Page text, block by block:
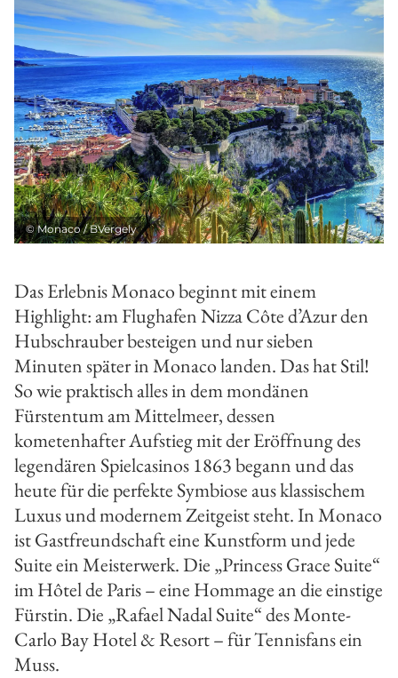
© Monaco / BVergely
Das Erlebnis Monaco beginnt mit einem
Highlight: am Flughafen Nizza Côte d’Azur den
Hubschrau­ber besteigen und nur sieben
Minuten später in Monaco landen. Das hat Stil!
So wie praktisch alles in dem mondänen
Fürstentum am Mittelmeer, dessen
kometenhafter Aufstieg mit der Eröffnung des
legendären Spielcasinos 1863 begann und das
heute für die perfekte Symbiose aus klassischem
Luxus und modernem Zeitgeist steht. In Monaco
ist Gastfreundschaft eine Kunstform und jede
Suite ein Meisterwerk. Die „Princess Grace Suite“
im Hôtel de Paris – eine Hommage an die einstige
Fürstin. Die „Rafael Nadal Suite“ des Monte­
Carlo Bay Hotel & Resort – für Tennisfans ein
Muss.